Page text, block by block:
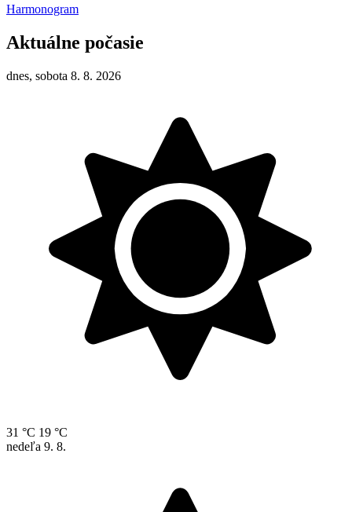
Harmonogram
Aktuálne počasie
dnes, sobota 8. 8. 2026
31 °C 19 °C
nedeľa 9. 8.